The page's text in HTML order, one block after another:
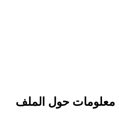
معلومات حول الملف